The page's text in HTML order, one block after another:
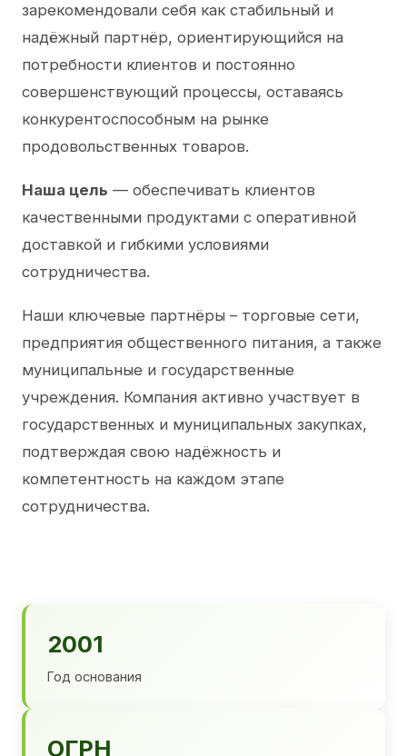
зарекомендовали себя как стабильный и
надёжный партнёр, ориентирующийся на
потребности клиентов и постоянно
совершенствующий процессы, оставаясь
конкурентоспособным на рынке
продовольственных товаров.
Наша цель — обеспечивать клиентов
качественными продуктами с оперативной
доставкой и гибкими условиями
сотрудничества.
Наши ключевые партнёры – торговые сети,
предприятия общественного питания, а также
муниципальные и государственные
учреждения. Компания активно участвует в
государственных и муниципальных закупках,
подтверждая свою надёжность и
компетентность на каждом этапе
сотрудничества.
2001
Год основания
ОГРН